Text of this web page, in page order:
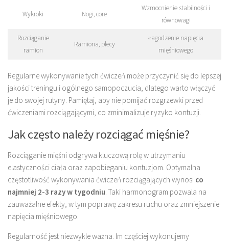
Wykroki Nogi, core
Wzmocnienie stabilności i
równowagi
Rozciąganie
ramion
Ramiona, plecy
Łagodzenie napięcia
mięśniowego
Regularne wykonywanie tych ćwiczeń może przyczynić się do lepszej
jakości treningu i ogólnego samopoczucia, dlatego warto włączyć
je do swojej rutyny. Pamiętaj, aby nie pomijać rozgrzewki przed
ćwiczeniami rozciągającymi, co zminimalizuje ryzyko kontuzji.
Jak często należy rozciągać mięśnie?
Rozciąganie mięśni odgrywa kluczową rolę w utrzymaniu
elastyczności ciała oraz zapobieganiu kontuzjom. Optymalna
częstotliwość wykonywania ćwiczeń rozciągających wynosi co
najmniej 2-3 razy w tygodniu. Taki harmonogram pozwala na
zauważalne efekty, w tym poprawę zakresu ruchu oraz zmniejszenie
napięcia mięśniowego.
Regularność jest niezwykle ważna. Im częściej wykonujemy